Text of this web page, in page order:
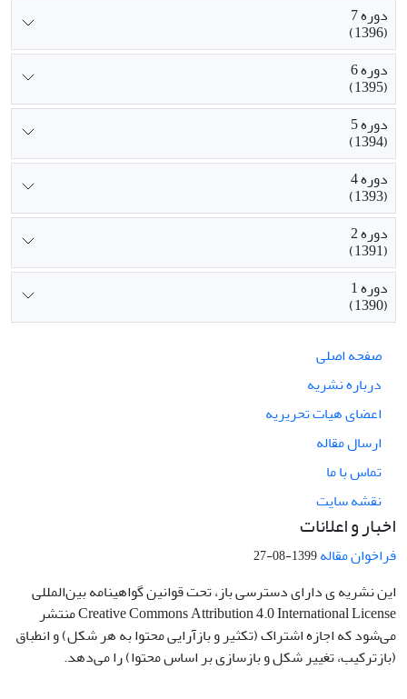
دوره 7
(1396)
دوره 6
(1395)
دوره 5
(1394)
دوره 4
(1393)
دوره 2
(1391)
دوره 1
(1390)
صفحه اصلی
درباره نشریه
اعضای هیات تحریریه
ارسال مقاله
تماس با ما
نقشه سایت
اخبار و اعلانات
فراخوان مقاله1399-08-27
این نشریه ی دارای دسترسی باز، تحت قوانین گواهینامه بین‌المللی
Creative Commons Attribution 4.0 International License منتشر
می‌شود که اجازه اشتراک (تکثیر و بازآرایی محتوا به هر شکل) و انطباق
(بازترکیب، تغییر شکل و بازسازی بر اساس محتوا) را می‌دهد.